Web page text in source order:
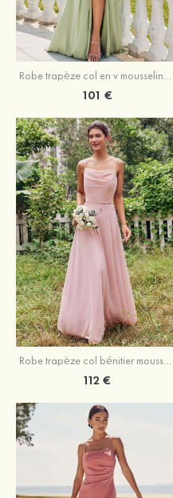
Robe trapèze col en v mousseline ras du sol robe de demoiselle d'honneur
101 €
Robe trapèze col bénitier mousseline ras du sol robe de demoiselle d'honneur
112 €